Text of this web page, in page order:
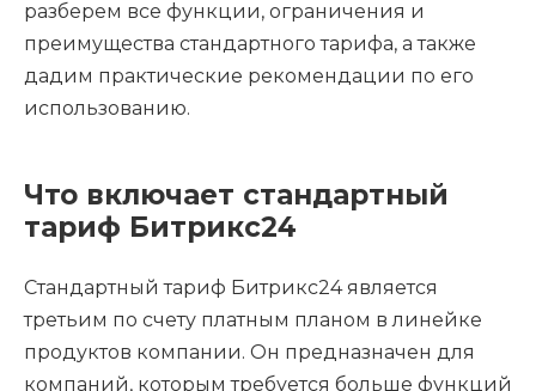
разберем все функции, ограничения и
преимущества стандартного тарифа, а также
дадим практические рекомендации по его
использованию.
Что включает стандартный
тариф Битрикс24
Стандартный тариф Битрикс24 является
третьим по счету платным планом в линейке
продуктов компании. Он предназначен для
компаний, которым требуется больше функций